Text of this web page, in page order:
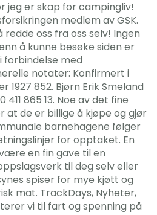
jeg er skap for campingliv!
medlem av GSK.
redde oss fra oss selv! Ingen
å kunne besøke siden er
forbindelse med
notater: Konfirmert i
1927 852. Bjørn Erik Smeland
411 865 13. Noe av det fine
at de er billige å kjøpe og gjør
barnehagene følger
for opptaket. En
en fin gave til en
til deg selv eller
spiser for mye kjøtt og
mat. TrackDays, Nyheter,
vi til fart og spenning på